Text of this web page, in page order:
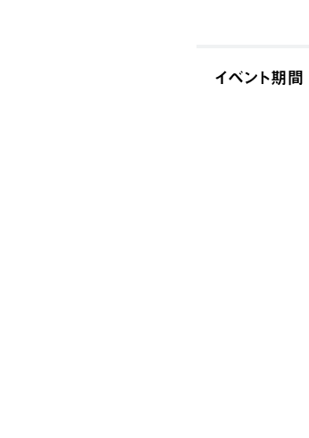
イベント期間